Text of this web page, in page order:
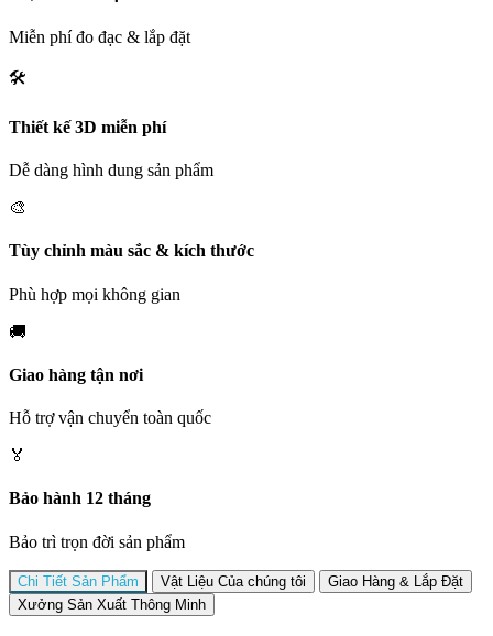
Miễn phí đo đạc & lắp đặt
🛠️
Thiết kế 3D miễn phí
Dễ dàng hình dung sản phẩm
🎨
Tùy chỉnh màu sắc & kích thước
Phù hợp mọi không gian
🚚
Giao hàng tận nơi
Hỗ trợ vận chuyển toàn quốc
🏅
Bảo hành 12 tháng
Bảo trì trọn đời sản phẩm
Chi Tiết Sản Phẩm Vật Liệu Của chúng tôi
Giao Hàng & Lắp Đặt
Xưởng Sản Xuất Thông Minh